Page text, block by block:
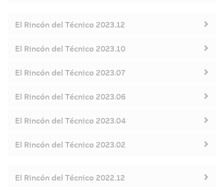
El Rincón del Técnico 2023.12
El Rincón del Técnico 2023.10
El Rincón del Técnico 2023.07
El Rincón del Técnico 2023.06
El Rincón del Técnico 2023.04
El Rincón del Técnico 2023.02
El Rincón del Técnico 2022.12